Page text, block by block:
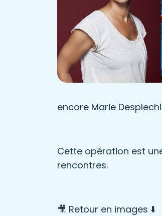
encore Marie
Cette opération est
rencontres.
🎥 Retour en images ⬇️